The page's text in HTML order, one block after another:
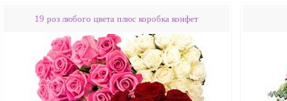
19 роз любого цвета плюс коробка конфет